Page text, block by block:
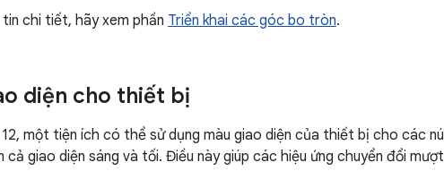
chi tiết, hãy xem phần Triển khai các góc bo tròn.
diện cho thiết bị
một tiện ích có thể sử dụng màu giao diện của thiết bị cho các
cả giao diện sáng và tối. Điều này giúp các hiệu ứng chuyển đổi